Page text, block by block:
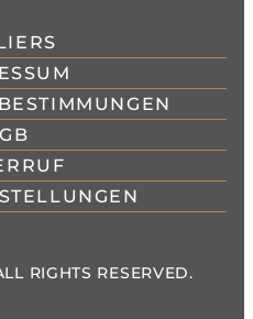
RIGHTS RESERVED.